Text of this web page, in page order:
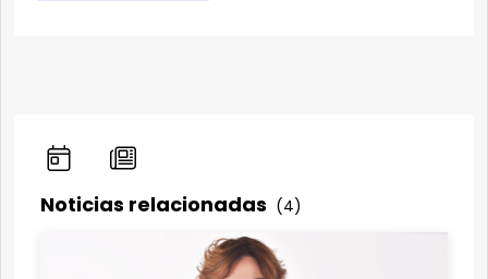
Noticias relacionadas (4)